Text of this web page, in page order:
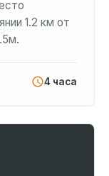
1.2 км от
4 часа